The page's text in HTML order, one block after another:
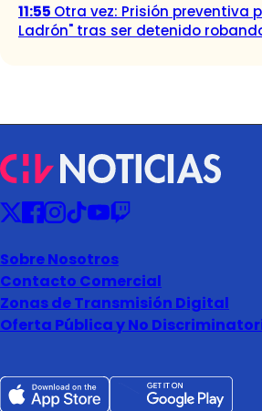
11:55 Otra vez: Prisión preventiva
Ladrón" tras ser detenido
Sobre Nosotros
Contacto Comercial
Zonas de Transmisión Digital
Oferta Pública y No